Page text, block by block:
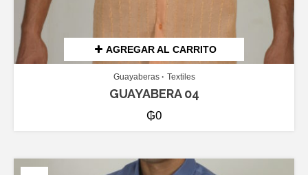
AGREGAR AL CARRITO
Guayaberas Textiles
GUAYABERA 04
₲0